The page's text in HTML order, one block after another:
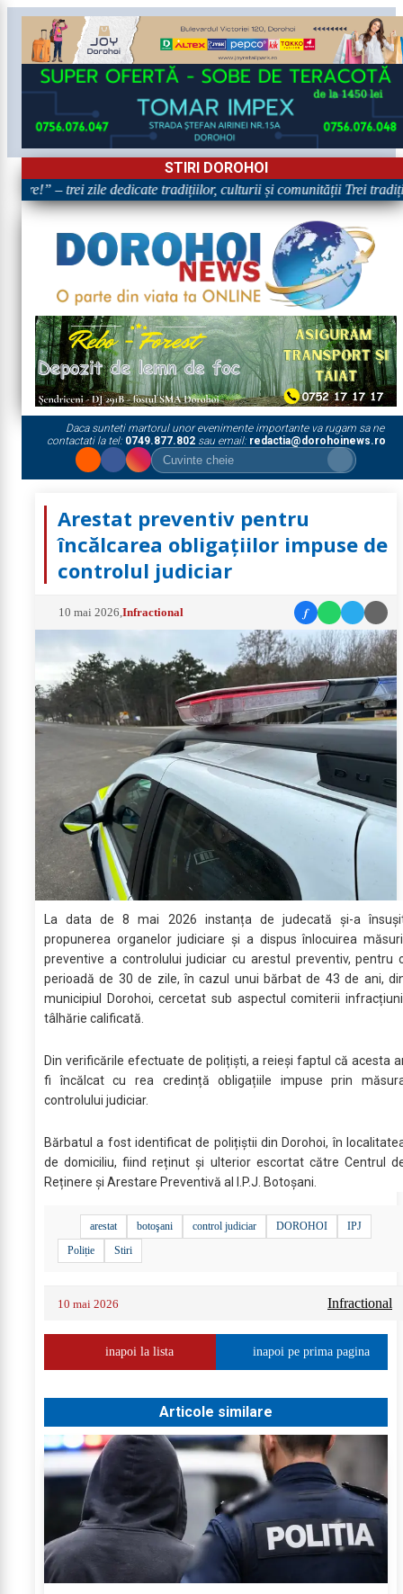
STIRI DOROHOI
– trei zile dedicate tradițiilor, culturii și comunității Trei
Daca sunteti martorul unor evenimente importante va rugam sa ne
contactati la tel: 0749.877.802sau email: redactia@dorohoinews.ro
Arestat preventiv pentru
încălcarea obligațiilor impuse de
controlul judiciar
10 mai 2026 ,Infractional f
La data de 8 mai 2026 instanța de judecată și-a
propunerea organelor judiciare și a dispus înlocuirea
preventive a controlului judiciar cu arestul preventiv, pentru
perioadă de 30 de zile, în cazul unui bărbat de 43 de ani,
municipiul Dorohoi, cercetat sub aspectul comiterii
tâlhărie calificată.
Din verificările efectuate de polițiști, a reieși faptul că acesta
fi încălcat cu rea credință obligațiile impuse prin
controlului judiciar.
Bărbatul a fost identificat de polițiștii din Dorohoi, în
de domiciliu, fiind reținut și ulterior escortat către Centrul
Reținere și Arestare Preventivă al I.P.J. Botoșani.
arestat botoşani control judiciar DOROHOI
IPJ
Poliție
Stiri
10 mai 2026 Infractional
inapoi la lista inapoi pe prima pagina
Articole similare